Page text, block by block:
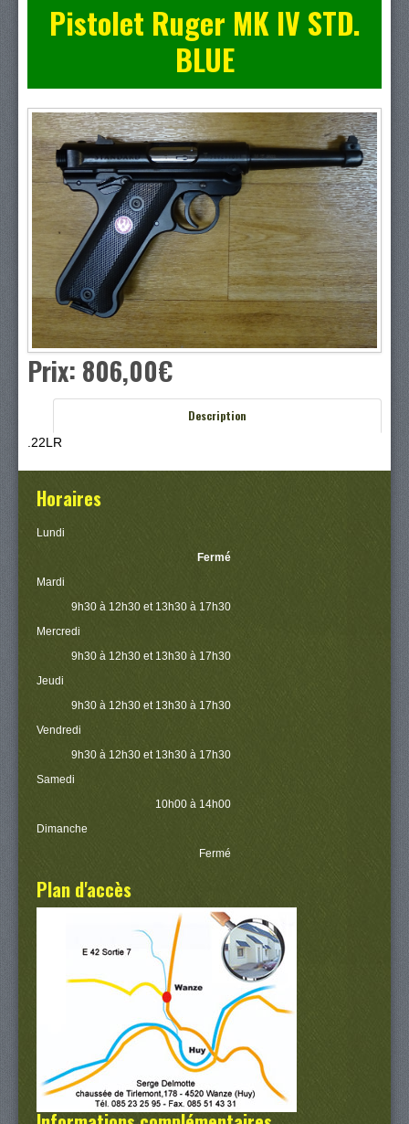
Pistolet Ruger MK IV STD.
BLUE
Prix: 806,00‎€
Description
.22LR
Horaires
Lundi
Fermé
Mardi
9h30 à 12h30 et 13h30 à 17h30
Mercredi
9h30 à 12h30 et 13h30 à 17h30
Jeudi
9h30 à 12h30 et 13h30 à 17h30
Vendredi
9h30 à 12h30 et 13h30 à 17h30
Samedi
10h00 à 14h00
Dimanche
Fermé
Plan d'accès